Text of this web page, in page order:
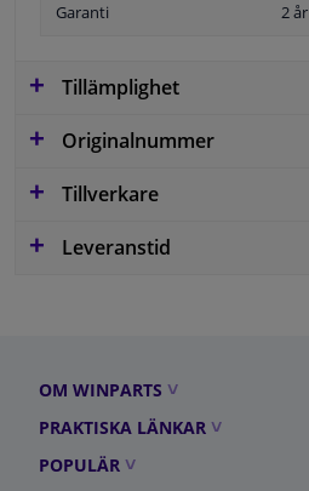
Garanti 2 år
Tillämplighet
Originalnummer
Tillverkare
Leveranstid
OM WINPARTS
PRAKTISKA LÄNKAR
POPULÄR